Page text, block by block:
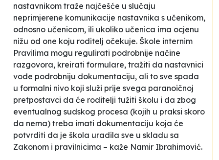
nastavnikom traže najčešće u slučaju
neprimjerene komunikacije nastavnika s učenikom,
odnosno učenicom, ili ukoliko učenica ima ocjenu
nižu od one koju roditelj očekuje. Škole internim
Pravilima mogu regulirati podrobnije načine
razgovora, kreirati formulare, tražiti da nastavnici
vode podrobniju dokumentaciju, ali to sve spada
u formalni nivo koji služi prije svega paranoičnoj
pretpostavci da će roditelji tužiti školu i da zbog
eventualnog sudskog procesa (kojih u praksi skoro
da nema) treba imati dokumentaciju koja će
potvrditi da je škola uradila sve u skladu sa
Zakonom i pravilnicima – kaže Namir Ibrahimović.